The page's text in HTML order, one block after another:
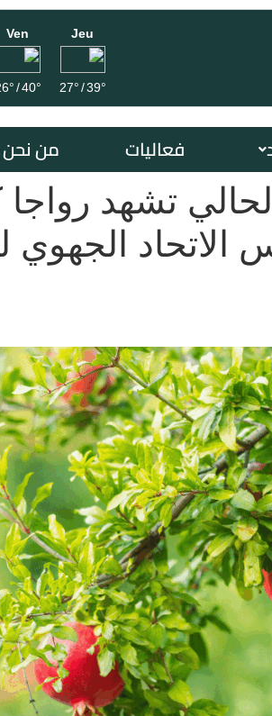
Jeu
39°
/
27°
Ven
40°
/
فعاليات من نحن
تشهد رواجا
الاتحاد الجهوي